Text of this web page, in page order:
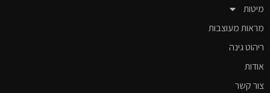
מיטות
מראות מעוצבות
ריהוט גינה
אודות
צור קשר